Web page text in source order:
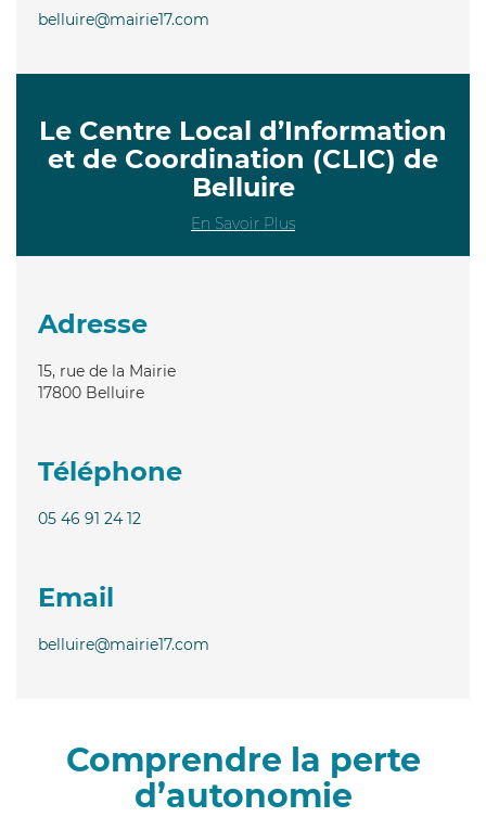
belluire@mairie17.com
Le Centre Local d’Information
et de Coordination (CLIC) de
Belluire
En Savoir Plus
Adresse
15, rue de la Mairie
17800 Belluire
Téléphone
05 46 91 24 12
Email
belluire@mairie17.com
Comprendre la perte
d’autonomie